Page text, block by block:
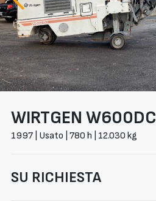
WIRTGEN W600DC
1997 | Usato | 780 h | 12.030 kg
SU RICHIESTA